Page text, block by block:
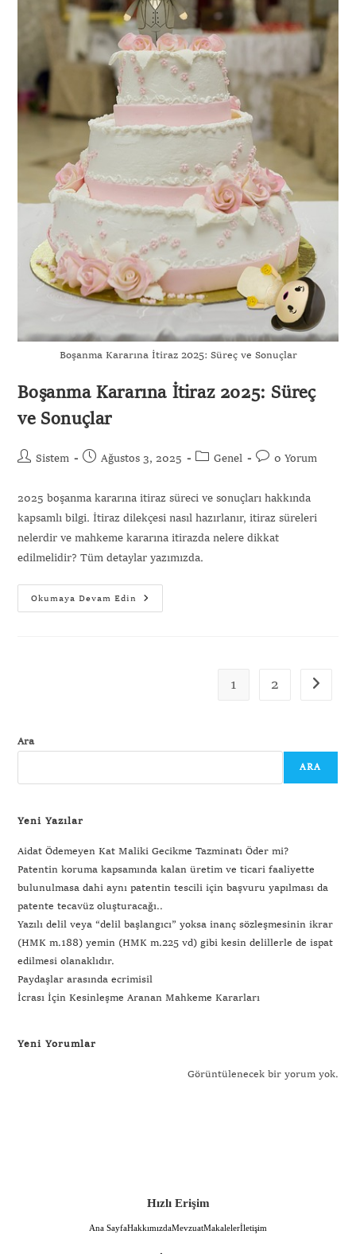
Boşanma Kararına İtiraz 2025: Süreç ve Sonuçlar
Boşanma Kararına İtiraz 2025: Süreç
ve Sonuçlar
Sistem Ağustos 3, 2025 Genel 0 Yorum
2025 boşanma kararına itiraz süreci ve sonuçları hakkında
kapsamlı bilgi. İtiraz dilekçesi nasıl hazırlanır, itiraz süreleri
nelerdir ve mahkeme kararına itirazda nelere dikkat
edilmelidir? Tüm detaylar yazımızda.
Okumaya Devam Edin
1 2
Ara
ARA
Yeni Yazılar
Aidat Ödemeyen Kat Maliki Gecikme Tazminatı Öder mi?
Patentin koruma kapsamında kalan üretim ve ticari faaliyette
bulunulmasa dahi aynı patentin tescili için başvuru yapılması da
patente tecavüz oluşturacağı..
Yazılı delil veya “delil başlangıcı” yoksa inanç sözleşmesinin ikrar
(HMK m.188) yemin (HMK m.225 vd) gibi kesin delillerle de ispat
edilmesi olanaklıdır.
Paydaşlar arasında ecrimisil
İcrası İçin Kesinleşme Aranan Mahkeme Kararları
Yeni Yorumlar
Görüntülenecek bir yorum yok.
Hızlı Erişim
Ana SayfaHakkımızdaMevzuatMakalelerİletişim